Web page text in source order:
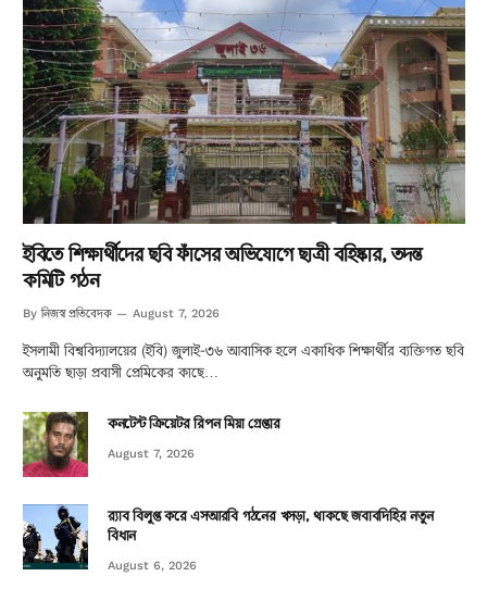
ইবিতে শিক্ষার্থীদের ছবি ফাঁসের অভিযোগে ছাত্রী বহিষ্কার, তদন্ত
কমিটি গঠন
By নিজস্ব প্রতিবেদক August 7, 2026
ইসলামী বিশ্ববিদ্যালয়ের (ইবি) জুলাই-৩৬ আবাসিক হলে একাধিক শিক্ষার্থীর ব্যক্তিগত ছবি
অনুমতি ছাড়া প্রবাসী প্রেমিকের কাছে…
কনটেন্ট ক্রিয়েটর রিপন মিয়া গ্রেপ্তার
August 7, 2026
র‌্যাব বিলুপ্ত করে এসআরবি গঠনের খসড়া, থাকছে জবাবদিহির নতুন
বিধান
August 6, 2026